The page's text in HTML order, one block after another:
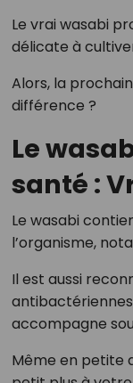
Le vrai wasabi
délicate à
Alors, la
différence ?
Le
santé :
Le wasabi
l’organisme,
Il est aussi
accompagne
Même en petite